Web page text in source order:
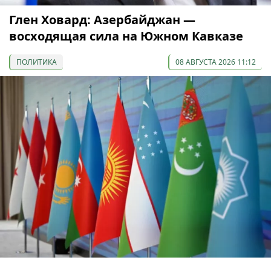
Глен Ховард: Азербайджан —
восходящая сила на Южном Кавказе
ПОЛИТИКА 08 АВГУСТА 2026 11:12